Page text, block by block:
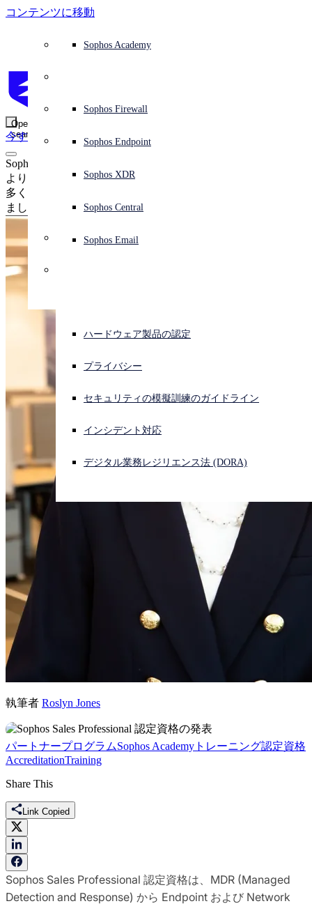
コンテンツに移動
Open
search
今すぐ開始
サイバー攻撃を受けている場合、連絡先はこちら
サインイン
Open search
日本語 Open language switcher
防御システムの概要
Sophos Fusion
Sophos Central のサインイン
Sophos AI
統合マーケットプレイス
脅威インテリジェンス
Taegis プラットフォーム
エンドポイント保護 (次世代アンチウイルス)
サーバー保護
モバイルセキュリティ
セキュリティオペレーション
XDR (Extended Detection and Response)
Sophos AI Defense
Sophos CISO Advantage
Identity Security
ITDR (Identity Threat Detection and Response)
ネットワークセキュリティとインフラストラクチャ
次世代型ファイアウォール (NGFW)
ネットワークスイッチ
ワイヤレスアクセスポイント
ワークスペースの保護
ワークスペースの保護
Zero Trust Network Access (ZTNA)
DNS Protection
Email Monitoring System
メールセキュリティ
メールとフィッシング対策
クラウドワークロードの保護
防御システムの概要
Sophos Fusion
Sophos Central のサインイン
Sophos AI
統合マーケットプレイス
脅威インテリジェンス
無償評価版
MDR (Managed Detection and Response)
脆弱性管理 (Managed Risk)
アドバイザリーサービス
アドバイザリーサービスの概要
プロフェッショナルサービス
オペレーションのサポート
補完ツール
NIST Assessment
ユースケース
24時間 365日、ビジネスを保護
リモート勤務の従業員の保護
サイバー保険要件への対応
Microsoft 環境の保護
クラウドネイティブのセキュリティを活用
すべてのソリューション
教育機関
政府機関
医療機関
製造業
小売業
ソフォス製品を選ぶ理由
ソフォス製品を選ぶ理由
受賞歴
競合他社比較
ソフォスについて
プレス
採用情報
セキュリティ センター
セキュリティ センターの概要
セキュリティを基盤とした設計
責任ある情報開示
ESG
企業ポリシー
サイバーセキュリティのガイダンス
ハードウェア製品の認定
プライバシー
セキュリティの模擬訓練のガイドライン
インシデント対応
デジタル業務レジリエンス法 (DORA)
パートナー様向け
ソフォスパートナー
パートナープログラム
パートナーケア
パートナートレーニング
パートナーブログ
チャネルパートナー
OEM
統合と API
脅威インテリジェンス
X-Ops の脅威調査
AI リサーチ
脅威プロファイル
脅威解析情報
脅威リサーチ ブログ
すべてのリソースを見る
ケーススタディ
レポート
ウェビナー
ホワイトペーパー
ビデオ
ブログ
ソフォスブログ
AI リサーチ
セキュリティオペレーション
パートナーブログ
サポートを依頼する
緊急インシデント対応 (Emergency Incident Response)
サポートプラン
カスタマーサクセス
TAM (テクニカル アカウントマネージャー)
ソフォスのサポートに問い合わせる
パートナーケアへお問い合わせ
ダウンロードとアップデート
ソフォスの「ステータス」ページ
セキュリティ勧告
脅威の報告
製品サポート
製品ドキュメント
Sophos Firewall
Sophos Endpoint
Sophos XDR
Sophos Central
Sophos Email
トレーニング
Sophos Academy
Sophos Sales Professional 認定資格の発表
よりスマートに販売し、より迅速に成長 — ソフォスでより
多くの案件を獲得し、顧客価値を拡大するスキルを身につけ
ましょう。
執筆者 Roslyn Jones
パートナープログラムSophos Academy トレーニング認定資格
AccreditationTraining
Share This
Link Copied
Sophos Sales Professional 認定資格は、MDR (Managed
Detection and Response) から Endpoint および Network